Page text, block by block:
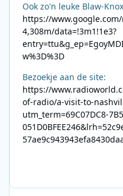
Ook zo'n leuke Blaw-
https://www.google.com/
4,308m/data=!3m1!1e3?
w%3D%3D
Bezoekje aan de site:
https://
of-radio/a-visit-to-
utm_term=69C07DC8-